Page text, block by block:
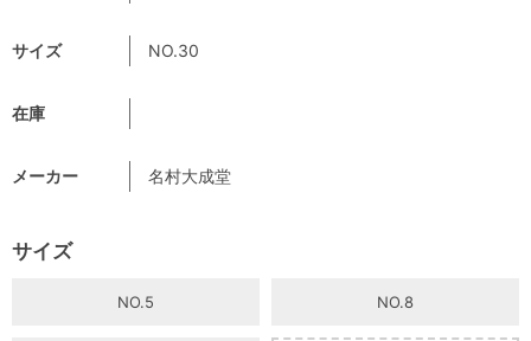
サイズ NO.30
在庫
メーカー 名村大成堂
サイズ
NO.5 NO.8